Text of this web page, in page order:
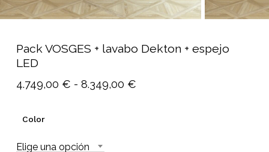
Pack VOSGES + lavabo Dekton + espejo
LED
4.749,00 € - 8.349,00 €Rango
Color
Elige una opción